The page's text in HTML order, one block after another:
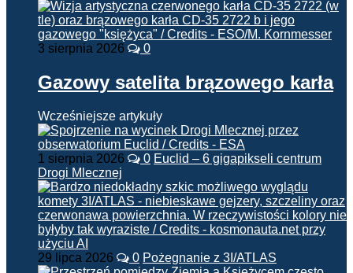
3 sierpnia 2026 0
Gazowy satelita brązowego karła
Wcześniejsze artykuły
1 sierpnia 2026 0 Euclid – 6 gigapikseli centrum
Drogi Mlecznej
29 lipca 2026 0 Pożegnanie z 3I/ATLAS